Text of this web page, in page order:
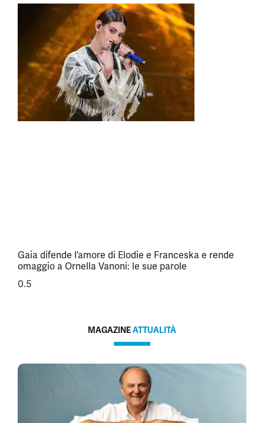
Gaia difende l’amore di Elodie e Franceska e rende
omaggio a Ornella Vanoni: le sue parole
MAGAZINEATTUALITÀ